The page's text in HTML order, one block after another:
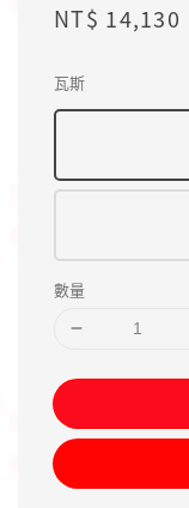
Sale
NT$ 14,130
瓦斯
數量